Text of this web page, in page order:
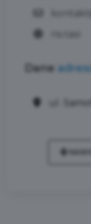
Dane
ul.